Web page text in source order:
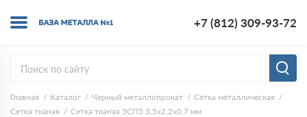
+7 (812) 309-93-72
Главная Каталог Черный металлопрокат
Сетка металлическая
Сетка тканая
Сетка тканая 3СП5 3,5х2,2х0,7 мм